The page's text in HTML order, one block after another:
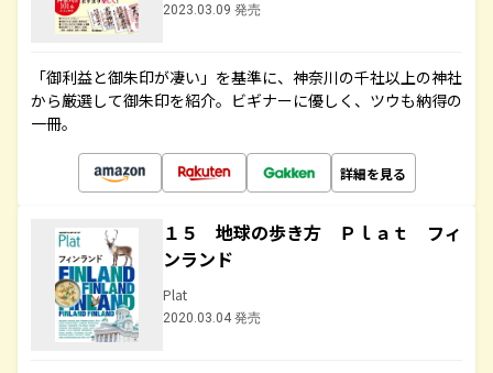
2023.03.09 発売
「御利益と御朱印が凄い」を基準に、神奈川の千社以上の神社
から厳選して御朱印を紹介。ビギナーに優しく、ツウも納得の
一冊。
詳細を見る
１５ 地球の歩き方 Ｐｌａｔ フィ
ンランド
Plat
2020.03.04 発売